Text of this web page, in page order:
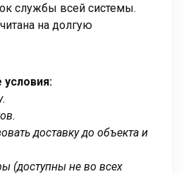
службы всей системы.
на долгую
доставку до объекта и
(доступны не во всех